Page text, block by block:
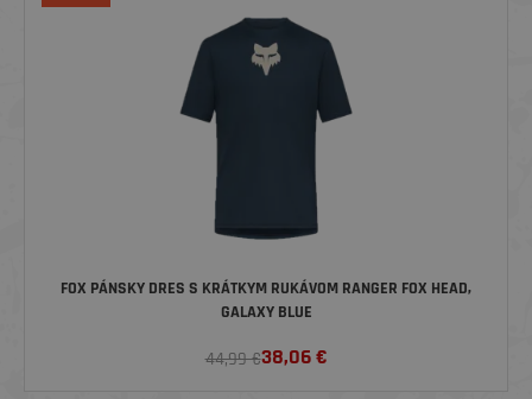
FOX PÁNSKY DRES S KRÁTKYM RUKÁVOM RANGER FOX HEAD,
GALAXY BLUE
44,99 €38,06€